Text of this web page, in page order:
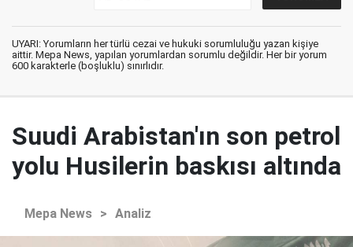
UYARI: Yorumların her türlü cezai ve hukuki sorumluluğu yazan kişiye
aittir. Mepa News, yapılan yorumlardan sorumlu değildir. Her bir yorum
600 karakterle (boşluklu) sınırlıdır.
Suudi Arabistan'ın son petrol
yolu Husilerin baskısı altında
Mepa News > Analiz